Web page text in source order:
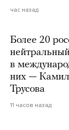
час назад
Более 20
нейтральный
в
них —
Трусова
11 часов назад